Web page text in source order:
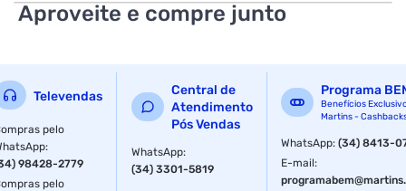
Aproveite e compre junto
Televendas
pelo
:
98428-2779
pelo
Central de
Atendimento
Pós Vendas
WhatsApp:
(34) 3301-5819
Programa
Benefícios
Martins -
WhatsApp:(34) 8413-
E-mail: